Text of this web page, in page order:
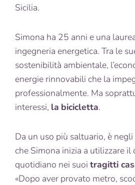
Sicilia.
Simona ha 25 anni e una
ingegneria energetica. Tra le
sostenibilità ambientale,
energie rinnovabili che la
professionalmente. Ma
interessi, la bicicletta.
Da un uso più saltuario, è
che Simona inizia a utilizzare
quotidiano nei suoi tragitti
«Dopo aver provato metro,